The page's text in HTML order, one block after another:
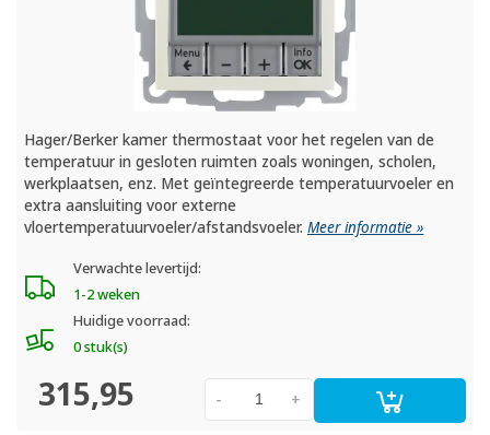
Hager/Berker kamer thermostaat voor het regelen van de
temperatuur in gesloten ruimten zoals woningen, scholen,
werkplaatsen, enz. Met geïntegreerde temperatuurvoeler en
extra aansluiting voor externe
vloertemperatuurvoeler/afstandsvoeler.Meer informatie »
Verwachte levertijd:
1-2 weken
Huidige voorraad:
0 stuk(s)
315,95 +
-